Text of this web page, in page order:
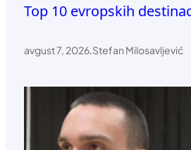
Top 10 evropskih
avgust 7, 2026.Stefan Milosavljević